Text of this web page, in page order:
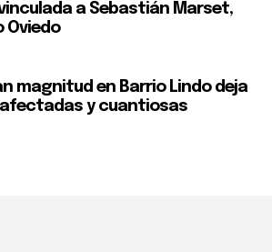
a Sebastián Marset,
Oviedo
magnitud en Barrio Lindo deja
afectadas y cuantiosas